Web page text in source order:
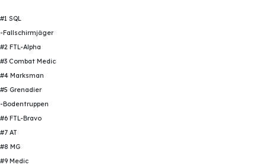
#1 SQL
-Fallschirmjäger
#2 FTL-Alpha
#3 Combat Medic
#4 Marksman
#5 Grenadier
-Bodentruppen
#6 FTL-Bravo
#7 AT
#8 MG
#9 Medic